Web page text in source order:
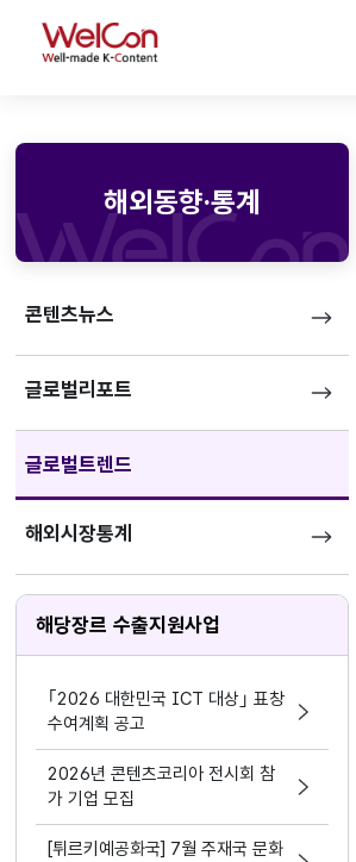
WelCon
해외동향·통계
콘텐츠뉴스
글로벌리포트
글로벌트렌드
해외시장통계
해당장르 수출지원사업
｢2026 대한민국 ICT 대상｣ 표창
수여계획 공고
2026년 콘텐츠코리아 전시회 참
가 기업 모집
[튀르키예공화국] 7월 주재국 문화